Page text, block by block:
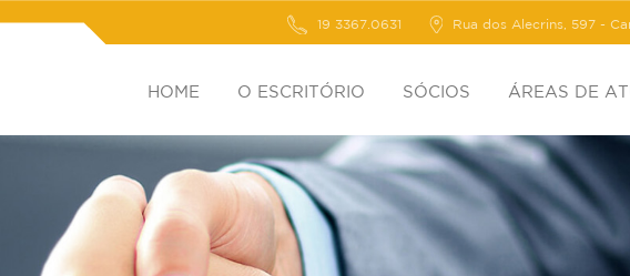
19 3367.0631 Rua dos Alecrins, 597 -
HOME O ESCRITÓRIO SÓCIOS ÁREAS DE